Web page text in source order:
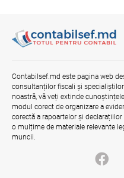
reformei
UE
Contabilsef.md este pagina web
consultanților fiscali și
noastră, vă veți extinde
modul corect de organizare a
corectă a rapoartelor și
o mulțime de materiale relevante
muncii.